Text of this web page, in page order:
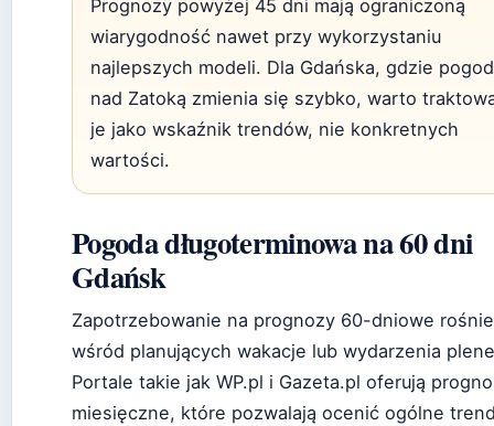
Prognozy powyżej 45 dni mają ograniczoną
wiarygodność nawet przy wykorzystaniu
najlepszych modeli. Dla Gdańska, gdzie
nad Zatoką zmienia się szybko, warto
je jako wskaźnik trendów, nie konkretnych
wartości.
Pogoda długoterminowa na 60 dni
Gdańsk
Zapotrzebowanie na prognozy 60-dniowe rośnie
wśród planujących wakacje lub wydarzenia
Portale takie jak WP.pl i Gazeta.pl oferują
miesięczne, które pozwalają ocenić ogólne